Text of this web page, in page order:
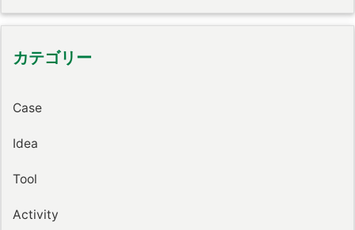
カテゴリー
Case
Idea
Tool
Activity